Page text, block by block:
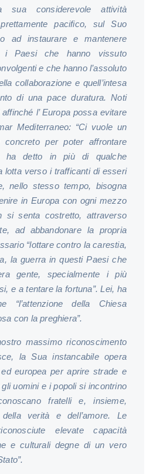
sua considerevole attività
pacifico, sul Suo
ad instaurare e mantenere
i Paesi che hanno vissuto
e che hanno l’assoluto
collaborazione e quell’intesa
di una pace duratura.Noti
l’ Europa possa evitare
Mediterraneo: “Ci vuole un
concreto per poter affrontare
ha detto in più di qualche
lotta verso i trafficanti di esseri
nello stesso tempo, bisogna
in Europa con ogni mezzo
si senta costretto, attraverso
ad abbandonare la propria
“lottare contro la carestia,
la guerra in questi Paesi che
gente, specialmente i più
e a tentare la fortuna”. Lei, ha
“l’attenzione della Chiesa
con la preghiera”.
massimo riconoscimento
la Sua instancabile opera
europea per aprire strade e
uomini e i popoli si incontrino
fratelli e, insieme,
verità e dell’amore. Le
elevate capacità
e culturali degne di un vero